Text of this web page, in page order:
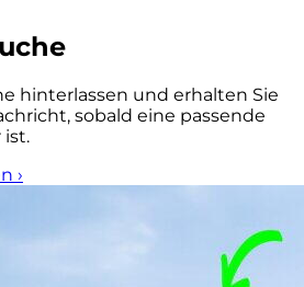
hinterlassen und erhalten Sie
sobald eine passende
ist.
›